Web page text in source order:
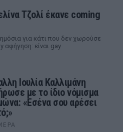
Τζολί έκανε coming
για κάτι που δεν χωρούσε
αφήγηση: είναι gay
Ιουλία Καλλιμάνη
με το ίδιο νόμισμα
«Εσένα σου αρέσει